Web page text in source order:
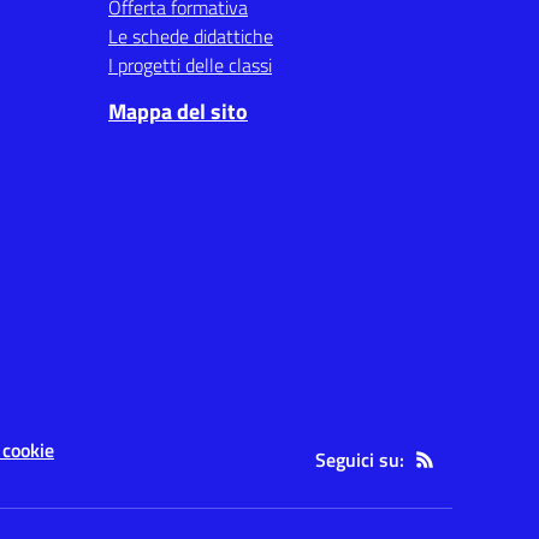
Offerta formativa
Le schede didattiche
I progetti delle classi
Mappa del sito
Seguici su: